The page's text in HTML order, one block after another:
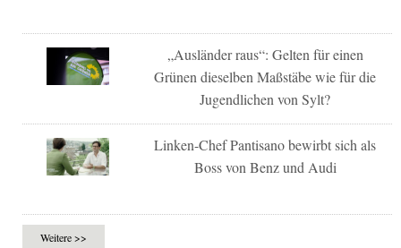
„Ausländer raus“: Gelten für einen
Grünen dieselben Maßstäbe wie für die
Jugendlichen von Sylt?
Linken-Chef Pantisano bewirbt sich als
Boss von Benz und Audi
Weitere >>